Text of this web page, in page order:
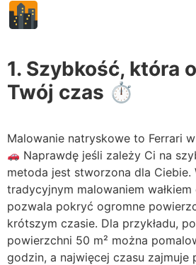
1. Szybkość, która
Twój czas ⏱
Malowanie natryskowe to Ferrari
Naprawdę jeśli zależy Ci na
metoda jest stworzona dla Ciebie.
tradycyjnym malowaniem
pozwala pokryć ogromne
krótszym czasie. Dla przykładu,
powierzchni 50 m² można
godzin, a najwięcej czasu zajmuje